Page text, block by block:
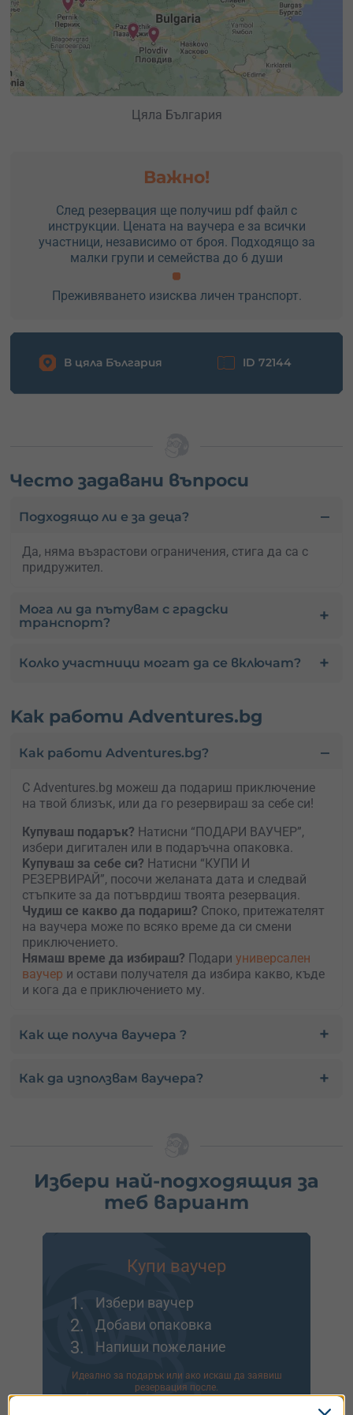
Цяла България
Важно!
След резервация ще получиш pdf файл с
инструкции. Цената на ваучера е за всички
участници, независимо от броя. Подходящо за
малки групи и семейства до 6 души
Преживяването изисква личен транспорт.
В цяла България ID 72144
Често задавани въпроси
Подходящо ли е за деца?
Да, няма възрастови ограничения, стига да са с
придружител.
Мога ли да пътувам с градски
транспорт?
Колко участници могат да се включат?
Kак работи Adventures.bg
Как работи Adventures.bg?
С Adventures.bg можеш да подариш приключение
на твой близък, или да го резервираш за себе си!
Купуваш подарък? Натисни “ПОДАРИ ВАУЧЕР”,
избери дигитален или в подаръчна опаковка.
Kупуваш за себе си? Натисни “КУПИ И
РЕЗЕРВИРАЙ”, посочи желаната дата и следвай
стъпките за да потъврдиш твоята резервация.
Чудиш се какво да подариш? Споко, притежателят
на ваучера може по всяко време да си смени
приключението.
Нямаш време да избираш? Подари универсален
ваучер и остави получателя да избира какво, къде
и кога да е приключението му.
Как ще получа ваучера ?
Как да използвам ваучера?
Избери най-подходящия за
теб вариант
Купи ваучер
1. Избери ваучер
2. Добави опаковка
3. Напиши пожелание
Идеално за подарък или ако искаш да заявиш
резервация после.